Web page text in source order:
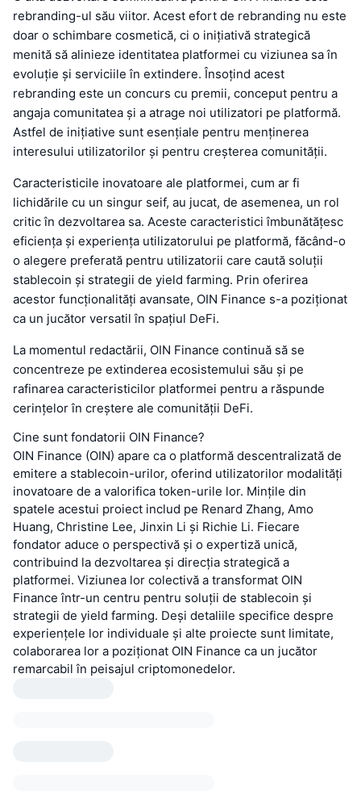
rebranding-ul său viitor. Acest efort de rebranding nu este
doar o schimbare cosmetică, ci o inițiativă strategică
menită să alinieze identitatea platformei cu viziunea sa în
evoluție și serviciile în extindere. Însoțind acest
rebranding este un concurs cu premii, conceput pentru a
angaja comunitatea și a atrage noi utilizatori pe platformă.
Astfel de inițiative sunt esențiale pentru menținerea
interesului utilizatorilor și pentru creșterea comunității.
Caracteristicile inovatoare ale platformei, cum ar fi
lichidările cu un singur seif, au jucat, de asemenea, un rol
critic în dezvoltarea sa. Aceste caracteristici îmbunătățesc
eficiența și experiența utilizatorului pe platformă, făcând-o
o alegere preferată pentru utilizatorii care caută soluții
stablecoin și strategii de yield farming. Prin oferirea
acestor funcționalități avansate, OIN Finance s-a poziționat
ca un jucător versatil în spațiul DeFi.
La momentul redactării, OIN Finance continuă să se
concentreze pe extinderea ecosistemului său și pe
rafinarea caracteristicilor platformei pentru a răspunde
cerințelor în creștere ale comunității DeFi.
Cine sunt fondatorii OIN Finance?
OIN Finance (OIN) apare ca o platformă descentralizată de
emitere a stablecoin-urilor, oferind utilizatorilor modalități
inovatoare de a valorifica token-urile lor. Mințile din
spatele acestui proiect includ pe Renard Zhang, Amo
Huang, Christine Lee, Jinxin Li și Richie Li. Fiecare
fondator aduce o perspectivă și o expertiză unică,
contribuind la dezvoltarea și direcția strategică a
platformei. Viziunea lor colectivă a transformat OIN
Finance într-un centru pentru soluții de stablecoin și
strategii de yield farming. Deși detaliile specifice despre
experiențele lor individuale și alte proiecte sunt limitate,
colaborarea lor a poziționat OIN Finance ca un jucător
remarcabil în peisajul criptomonedelor.